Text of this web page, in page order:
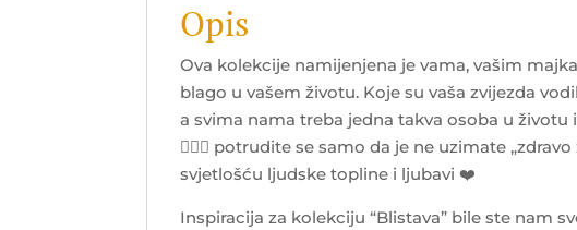
Opis
Ova kolekcije namijenjena je vama, vašim
blago u vašem životu. Koje su vaša zvijezda
a svima nama treba jedna takva osoba u
👩‍❤️‍👩 potrudite se samo da je ne uzimate
svjetlošću ljudske topline i ljubavi❤️
Inspiracija za kolekciju “Blistava” bile ste nam